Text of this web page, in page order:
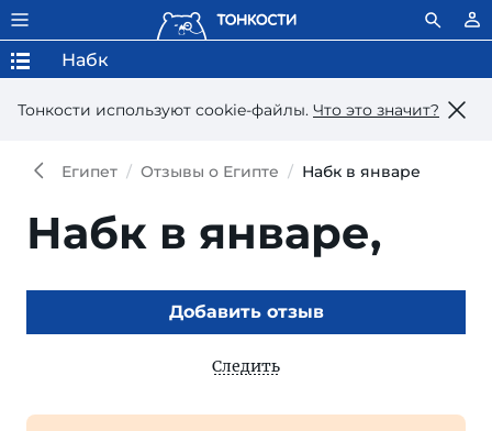
Тонкости используют сookie-файлы. Что это значит?
Набк
Египет Отзывы о Египте Набк в январе
Набк в январе,
Добавить отзыв
Следить